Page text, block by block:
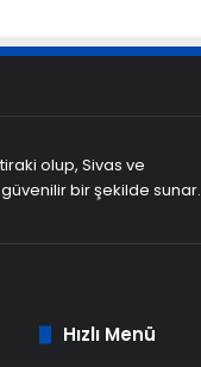
olup, Sivas ve
bir şekilde sunar.
Hızlı Menü